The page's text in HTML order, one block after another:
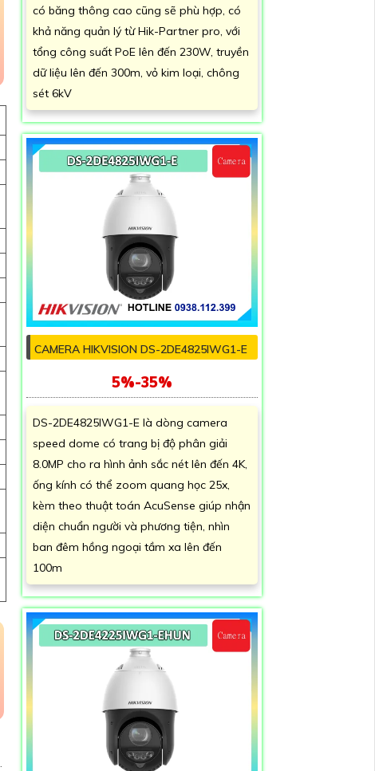
có băng thông cao cũng sẽ phù hợp, có
khả năng quản lý từ Hik-Partner pro, với
tổng công suất PoE lên đến 230W, truyền
dữ liệu lên đến 300m, vỏ kim loại, chông
sét 6kV
CAMERA HIKVISION DS-2DE4825IWG1-E
5%-35%
DS-2DE4825IWG1-E là dòng camera
speed dome có trang bị độ phân giải
8.0MP cho ra hình ảnh sắc nét lên đến 4K,
ống kính có thể zoom quang học 25x,
kèm theo thuật toán AcuSense giúp nhận
diện chuẩn người và phương tiện, nhìn
ban đêm hồng ngoại tầm xa lên đến
100m